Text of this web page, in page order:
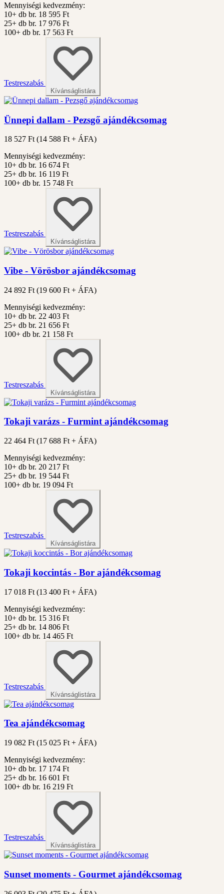
Mennyiségi kedvezmény:
10+ db br. 18 595 Ft
25+ db br. 17 976 Ft
100+ db br. 17 563 Ft
Testreszabás
Kívánságlistára
Ünnepi dallam - Pezsgő ajándékcsomag
18 527 Ft (14 588 Ft + ÁFA)
Mennyiségi kedvezmény:
10+ db br. 16 674 Ft
25+ db br. 16 119 Ft
100+ db br. 15 748 Ft
Testreszabás
Kívánságlistára
Vibe - Vörösbor ajándékcsomag
24 892 Ft (19 600 Ft + ÁFA)
Mennyiségi kedvezmény:
10+ db br. 22 403 Ft
25+ db br. 21 656 Ft
100+ db br. 21 158 Ft
Testreszabás
Kívánságlistára
Tokaji varázs - Furmint ajándékcsomag
22 464 Ft (17 688 Ft + ÁFA)
Mennyiségi kedvezmény:
10+ db br. 20 217 Ft
25+ db br. 19 544 Ft
100+ db br. 19 094 Ft
Testreszabás
Kívánságlistára
Tokaji koccintás - Bor ajándékcsomag
17 018 Ft (13 400 Ft + ÁFA)
Mennyiségi kedvezmény:
10+ db br. 15 316 Ft
25+ db br. 14 806 Ft
100+ db br. 14 465 Ft
Testreszabás
Kívánságlistára
Tea ajándékcsomag
19 082 Ft (15 025 Ft + ÁFA)
Mennyiségi kedvezmény:
10+ db br. 17 174 Ft
25+ db br. 16 601 Ft
100+ db br. 16 219 Ft
Testreszabás
Kívánságlistára
Sunset moments - Gourmet ajándékcsomag